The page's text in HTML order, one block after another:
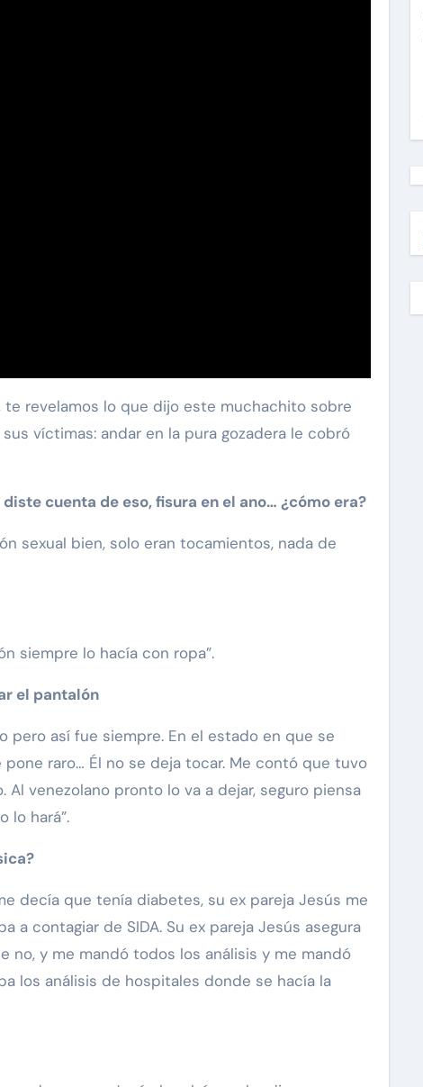
te revelamos lo que dijo este muchachito sobre
víctimas: andar en la pura gozadera le cobró
cuenta de eso, fisura en el ano… ¿cómo era?
sexual bien, solo eran tocamientos, nada de
siempre lo hacía con ropa”.
el pantalón
pero así fue siempre. En el estado en que se
pone raro… Él no se deja tocar. Me contó que tuvo
venezolano pronto lo va a dejar, seguro piensa
lo hará”.
decía que tenía diabetes, su ex pareja Jesús me
contagiar de SIDA. Su ex pareja Jesús asegura
no, y me mandó todos los análisis y me mandó
los análisis de hospitales donde se hacía la